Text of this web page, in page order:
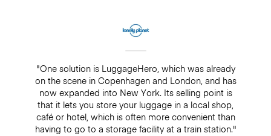
"One solution is LuggageHero, which was already
on the scene in Copenhagen and London, and has
now expanded into New York. Its selling point is
that it lets you store your luggage in a local shop,
café or hotel, which is often more convenient than
having to go to a storage facility at a train station."